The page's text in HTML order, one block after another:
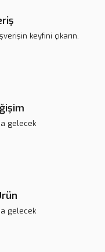
keyfini çıkarın.
gelecek
gelecek